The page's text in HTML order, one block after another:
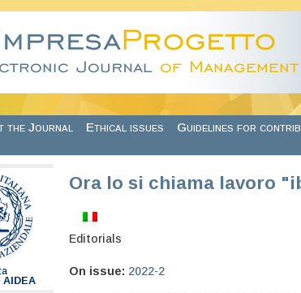
the Journal Ethical issues Guidelines for
AIDEA
Ora lo si chiama lavoro
Editorials
On issue: 2022-2